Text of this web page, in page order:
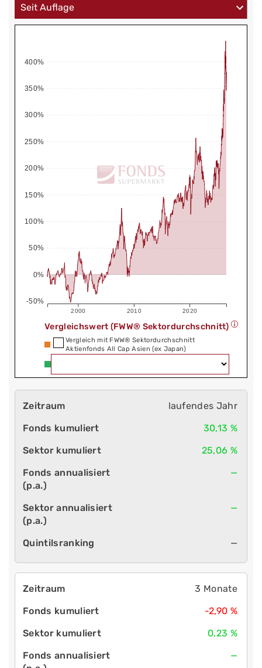
2000 2010 2020
-50%
0%
50%
100%
150%
200%
250%
300%
350%
400%
Vergleichswert (FWW® Sektordurchschnitt)
Vergleich mit FWW® Sektordurchschnitt
Aktienfonds All Cap Asien (ex Japan)
laufendes Jahr
30,13 %
25,06 %
—
—
—
3 Monate
-2,90 %
0,23 %
—